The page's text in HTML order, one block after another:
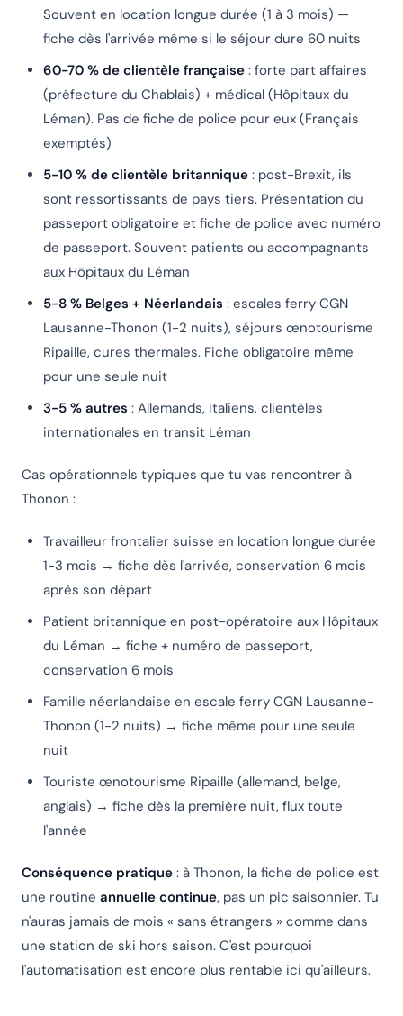
Souvent en location longue durée (1 à 3 mois) —
fiche dès l'arrivée même si le séjour dure 60 nuits
60-70 % de clientèle française : forte part affaires
(préfecture du Chablais) + médical (Hôpitaux du
Léman). Pas de fiche de police pour eux (Français
exemptés)
5-10 % de clientèle britannique : post-Brexit, ils
sont ressortissants de pays tiers. Présentation du
passeport obligatoire et fiche de police avec numéro
de passeport. Souvent patients ou accompagnants
aux Hôpitaux du Léman
5-8 % Belges + Néerlandais : escales ferry CGN
Lausanne-Thonon (1-2 nuits), séjours œnotourisme
Ripaille, cures thermales. Fiche obligatoire même
pour une seule nuit
3-5 % autres : Allemands, Italiens, clientèles
internationales en transit Léman
Cas opérationnels typiques que tu vas rencontrer à
Thonon :
Travailleur frontalier suisse en location longue durée
1-3 mois → fiche dès l'arrivée, conservation 6 mois
après son départ
Patient britannique en post-opératoire aux Hôpitaux
du Léman → fiche + numéro de passeport,
conservation 6 mois
Famille néerlandaise en escale ferry CGN Lausanne-
Thonon (1-2 nuits) → fiche même pour une seule
nuit
Touriste œnotourisme Ripaille (allemand, belge,
anglais) → fiche dès la première nuit, flux toute
l'année
Conséquence pratique : à Thonon, la fiche de police est
une routine annuelle continue, pas un pic saisonnier. Tu
n'auras jamais de mois « sans étrangers » comme dans
une station de ski hors saison. C'est pourquoi
l'automatisation est encore plus rentable ici qu'ailleurs.